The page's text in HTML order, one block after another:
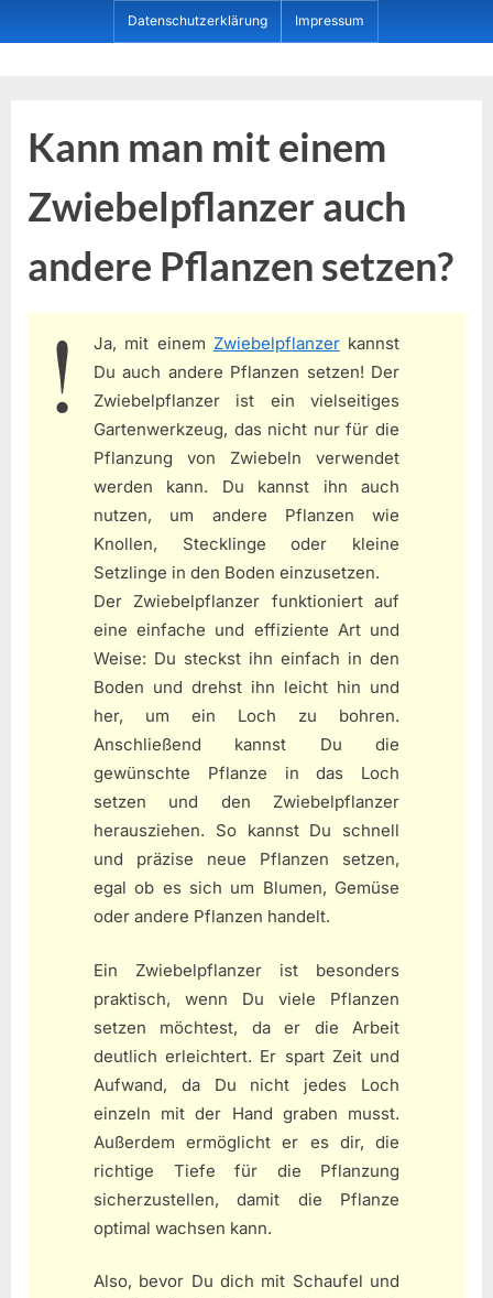
to
Datenschutzerklärung Impressum
Kann man mit einem
Zwiebelpflanzer auch
andere Pflanzen setzen?
Ja, mit einem Zwiebelpflanzerkannst
Du auch andere Pflanzen setzen! Der
Zwiebelpflanzer ist ein vielseitiges
Gartenwerkzeug, das nicht nur für die
Pflanzung von Zwiebeln verwendet
werden kann. Du kannst ihn auch
nutzen, um andere Pflanzen wie
Knollen, Stecklinge oder kleine
Setzlinge in den Boden einzusetzen.
Der Zwiebelpflanzer funktioniert auf
eine einfache und effiziente Art und
Weise: Du steckst ihn einfach in den
Boden und drehst ihn leicht hin und
her, um ein Loch zu bohren.
Anschließend kannst Du die
gewünschte Pflanze in das Loch
setzen und den Zwiebelpflanzer
herausziehen. So kannst Du schnell
und präzise neue Pflanzen setzen,
egal ob es sich um Blumen, Gemüse
oder andere Pflanzen handelt.
Ein Zwiebelpflanzer ist besonders
praktisch, wenn Du viele Pflanzen
setzen möchtest, da er die Arbeit
deutlich erleichtert. Er spart Zeit und
Aufwand, da Du nicht jedes Loch
einzeln mit der Hand graben musst.
Außerdem ermöglicht er es dir, die
richtige Tiefe für die Pflanzung
sicherzustellen, damit die Pflanze
optimal wachsen kann.
Also, bevor Du dich mit Schaufel und